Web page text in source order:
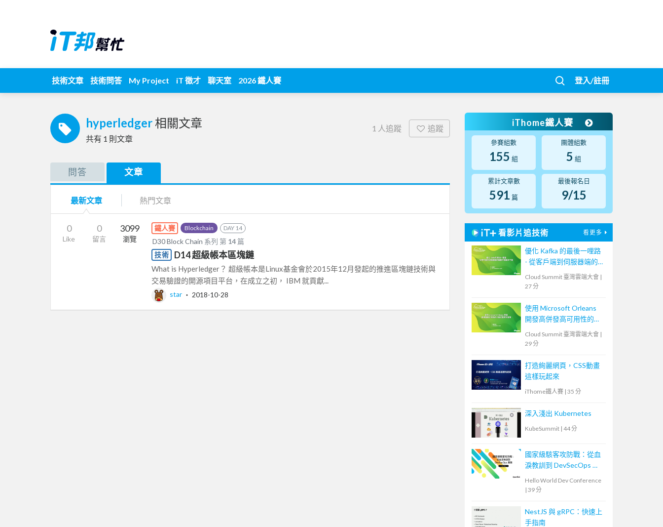
技術文章 技術問答 My Project iT 徵才 聊天室 2026 鐵人賽 登入/註冊
hyperledger 相關文章
共有 1 則文章
1 人追蹤 追蹤
問答 文章
最新文章 熱門文章
0
Like
0
留言
3099
瀏覽
鐵人賽 Blockchain DAY 14
D30 Block Chain 系列 第 14 篇
技術
D14 超級帳本區塊鏈
What is Hyperledger？ 超級帳本是Linux基金會於2015年12月發起的推進區塊鏈技術與
交易驗證的開源項目平台，在成立之初， IBM 就貢獻...
star ‧ 2018-10-28
iThome鐵人賽
參賽組數
155 組
團體組數
5 組
累計文章數
591 篇
最後報名日
9/15
看影片追技術 看更多
優化 Kafka 的最後一哩路
- 從客戶端到伺服器端的
負載平衡解決方案
Cloud Summit 臺灣雲端大會 |
27 分
使用 Microsoft Orleans
開發高併發高可用性的分
散式雲原生服務
Cloud Summit 臺灣雲端大會 |
29 分
打造絢麗網頁，CSS動畫
這樣玩起來
iThome鐵人賽 | 35 分
深入淺出 Kubernetes
KubeSummit | 44 分
國家級駭客攻防戰：從血
淚教訓到 DevSecOps 實
Hello World Dev Conference
| 39 分
NestJS 與 gRPC：快速上
手指南